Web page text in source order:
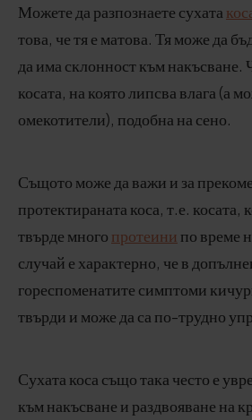
Можете да разпознаете сухата
това, че тя е матова. Тя може да
да има склонност към накъсване.
косата, на която липсва влага (а
омекотители), подобна на сено.
Същото може да важи и за
протектираната коса, т.е. косата,
твърде много протеини по време
случай е характерно, че в
гореспоменатите симптоми
твърди и може да са по-трудно
Сухата коса също така често е
към накъсване и раздвояване на